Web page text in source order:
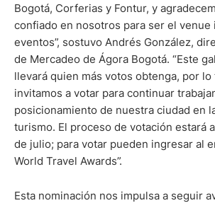
Bogotá, Corferias y Fontur, y
confiado en nosotros para ser el venue
eventos”, sostuvo Andrés González,
de Mercadeo de Ágora Bogotá. “Este
llevará quien más votos obtenga, por lo
invitamos a votar para continuar
posicionamiento de nuestra ciudad en
turismo. El proceso de votación estará
de julio; para votar pueden ingresar al
World Travel Awards”.
Esta nominación nos impulsa a seguir